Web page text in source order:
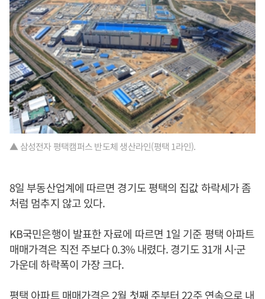
▲ 삼성전자 평택캠퍼스 반도체 생산라인(평택 1라인).
8일 부동산업계에 따르면 경기도 평택의 집값 하락세가 좀
처럼 멈추지 않고 있다.
KB국민은행이 발표한 자료에 따르면 1일 기준 평택 아파트
매매가격은 직전 주보다 0.3% 내렸다. 경기도 31개 시·군
가운데 하락폭이 가장 크다.
평택 아파트 매매가격은 2월 첫째 주부터 22주 연속으로 내